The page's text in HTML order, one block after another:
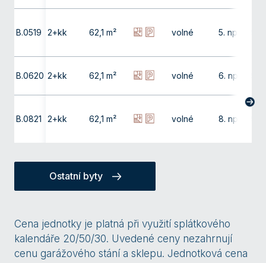
B.0519 2+kk 62,1 m² volné 5. np
B.0620 2+kk 62,1 m² volné 6. np
B.0821 2+kk 62,1 m² volné 8. np
Ostatní byty
Cena jednotky je platná při využití splátkového
kalendáře 20/50/30. Uvedené ceny nezahrnují
cenu garážového stání a sklepu. Jednotková cena